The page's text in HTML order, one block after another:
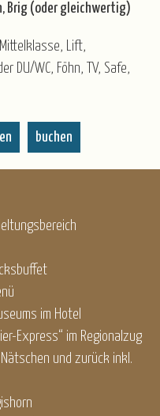
Brig (oder gleichwertig)
Lift,
DU/WC, Föhn, TV, Safe,
buchen
im Hotel
Express“ im Regionalzug
und zurück inkl.